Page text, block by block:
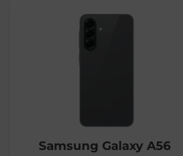
Samsung Galaxy A56